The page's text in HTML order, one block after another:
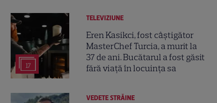
17
TELEVIZIUNE
Eren Kasikci, fost câștigător
MasterChef Turcia, a murit la
37 de ani. Bucătarul a fost găsit
fără viață în locuința sa
VEDETE STRĂINE